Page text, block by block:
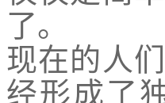
了。
现在的人
经形成了